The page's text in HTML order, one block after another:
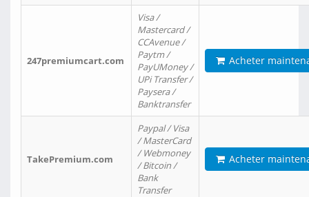
247premiumcart.com
Visa /
Mastercard /
CCAvenue /
Paytm /
PayUMoney /
UPi Transfer /
Paysera /
Banktransfer
Acheter
TakePremium.com
Paypal / Visa
/ MasterCard
/ Webmoney
/ Bitcoin /
Bank
Transfer
Acheter